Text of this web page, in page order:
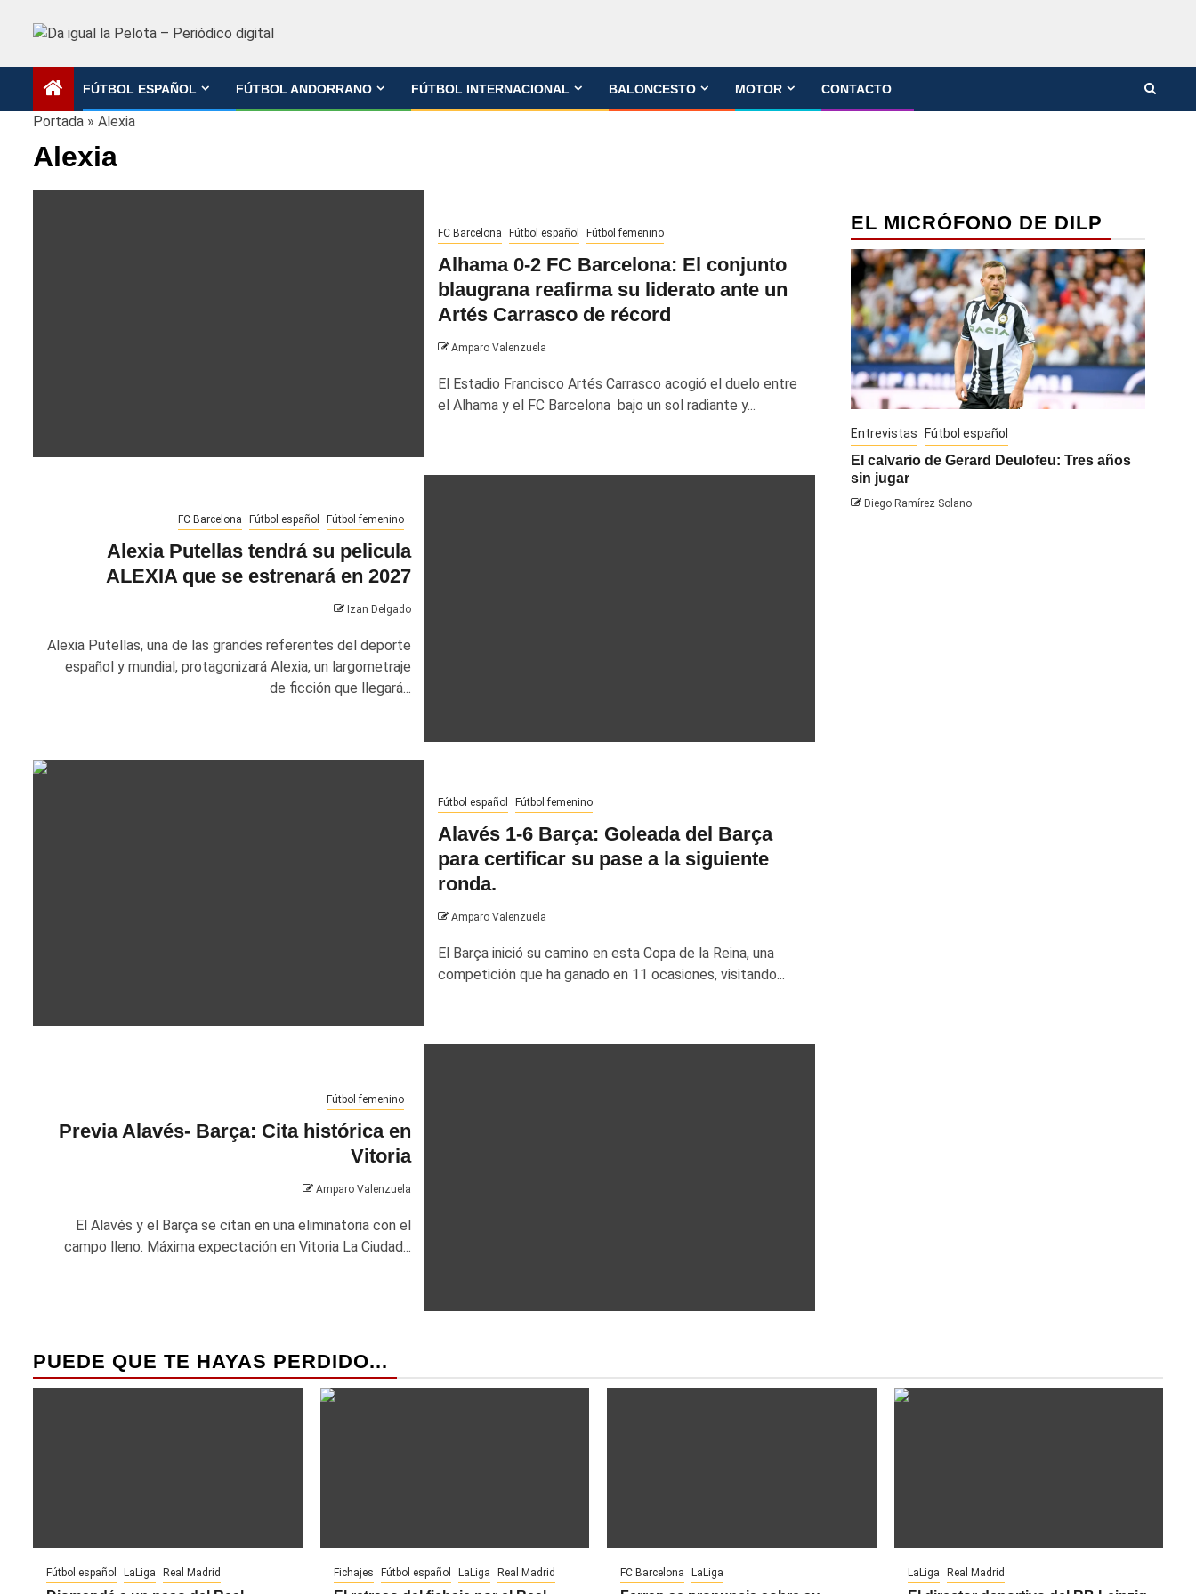
FÚTBOL ESPAÑOL FÚTBOL ANDORRANO FÚTBOL INTERNACIONAL BALONCESTO MOTOR CONTACTO
Portada » Alexia
Alexia
FC Barcelona Fútbol español Fútbol femenino
Alhama 0-2 FC Barcelona: El conjunto
blaugrana reafirma su liderato ante un
Artés Carrasco de récord
Amparo Valenzuela
El Estadio Francisco Artés Carrasco acogió el duelo entre
el Alhama y el FC Barcelona bajo un sol radiante y...
FC Barcelona Fútbol español Fútbol femenino
Alexia Putellas tendrá su pelicula
ALEXIA que se estrenará en 2027
Izan Delgado
Alexia Putellas, una de las grandes referentes del deporte
español y mundial, protagonizará Alexia, un largometraje
de ficción que llegará...
Fútbol español Fútbol femenino
Alavés 1-6 Barça: Goleada del Barça
para certificar su pase a la siguiente
ronda.
Amparo Valenzuela
El Barça inició su camino en esta Copa de la Reina, una
competición que ha ganado en 11 ocasiones, visitando...
Fútbol femenino
Previa Alavés- Barça: Cita histórica en
Vitoria
Amparo Valenzuela
El Alavés y el Barça se citan en una eliminatoria con el
campo lleno. Máxima expectación en Vitoria La Ciudad...
EL MICRÓFONO DE DILP
Entrevistas Fútbol español
El calvario de Gerard Deulofeu: Tres años
sin jugar
Diego Ramírez Solano
PUEDE QUE TE HAYAS PERDIDO...
Fútbol español LaLiga Real Madrid Fichajes Fútbol español LaLiga Real Madrid FC Barcelona LaLiga LaLiga Real Madrid